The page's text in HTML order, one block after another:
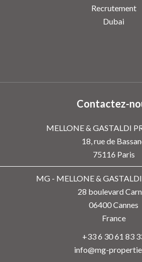
Recrutement
Dubai
Contactez-
MELLONE & GASTALDI
18, rue de
75116 Paris
MG - MELLONE &
28 boulevard
06400Cannes
France
+33 6 30 61 83
info@mg-